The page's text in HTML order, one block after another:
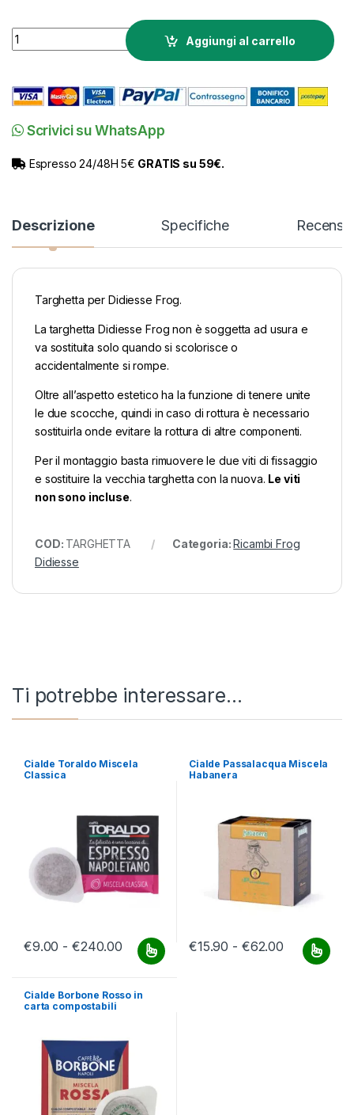
Ricambio Didiesse Frog Targhetta quantity
Aggiungi al carrello
Scrivici su WhatsApp
Espresso 24/48H 5€ GRATIS su 59€.
Descrizione Specifiche
Targhetta per Didiesse Frog.
La targhetta Didiesse Frog non è soggetta ad usura e
va sostituita solo quando si scolorisce o
accidentalmente si rompe.
Oltre all’aspetto estetico ha la funzione di tenere unite
le due scocche, quindi in caso di rottura è necessario
sostituirla onde evitare la rottura di altre componenti.
Per il montaggio basta rimuovere le due viti di fissaggio
e sostituire la vecchia targhetta con la nuova. Le viti
non sono incluse.
COD: TARGHETTA Categoria:Ricambi Frog
Didiesse
Ti potrebbe interessare…
Cialde Toraldo Miscela
Classica
€9.00 - €240.00Fascia di prezzo: da €9.00 a €240.00
Questo prodotto ha più varianti. Le opzioni possono essere
Cialde Passalacqua Miscela
Habanera
€15.90 - €62.00Fascia di
Questo prodotto ha più
Cialde Borbone Rosso in
carta compostabili